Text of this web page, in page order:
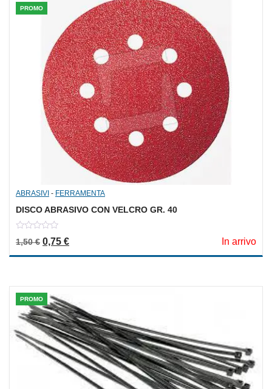
PROMO
ABRASIVI - FERRAMENTA
DISCO ABRASIVO CON VELCRO GR. 40
out
1,50€ Il prezzo originale era: 1,50 €.
0,75 €Il prezzo attuale è: 0,75 €. In arrivo
PROMO